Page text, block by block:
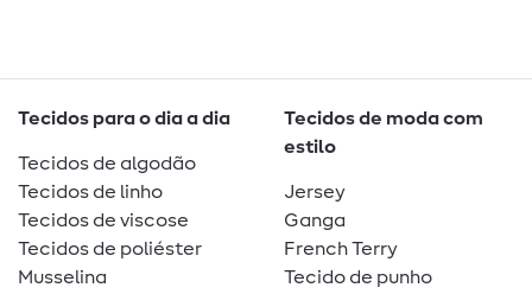
Tecidos para o dia a dia
Tecidos de algodão
Tecidos de linho
Tecidos de viscose
Tecidos de poliéster
Musselina
Tecidos de moda com
estilo
Jersey
Ganga
French Terry
Tecido de punho